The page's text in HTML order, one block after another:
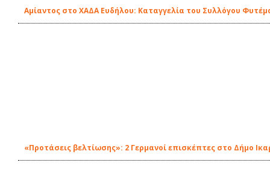
Αμίαντος στο ΧΑΔΑ Ευδήλου: Καταγγελία του Συλλόγου
«Προτάσεις βελτίωσης»: 2 Γερμανοί επισκέπτες στο Δήμο